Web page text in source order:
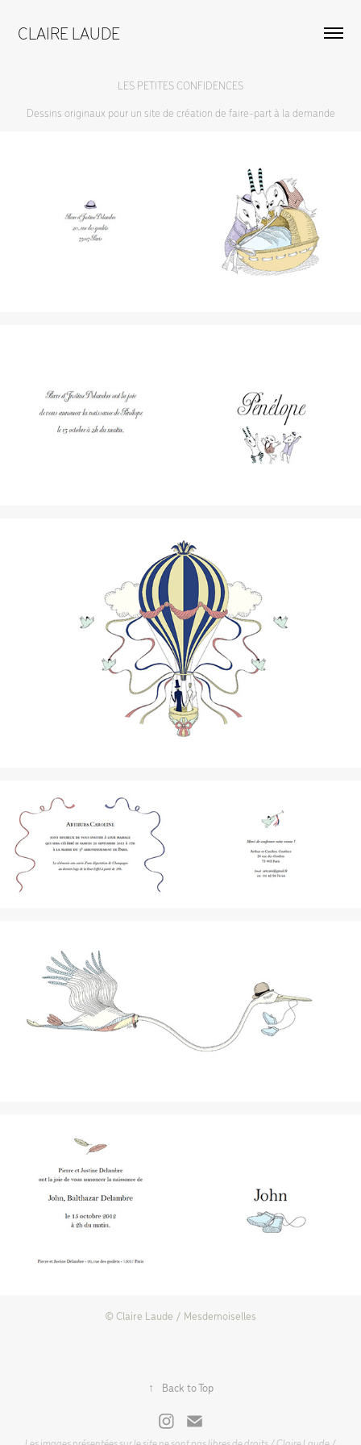
CLAIRE LAUDE
LES PETITES CONFIDENCES
Dessins originaux pour un site de création de faire-part à la demande
© Claire Laude / Mesdemoiselles
↑ Back to Top
Les images présentées sur le site ne sont pas libres de droits / Claire Laude /